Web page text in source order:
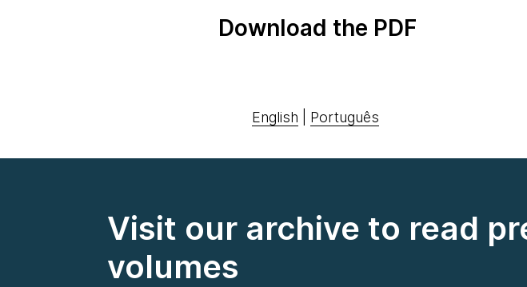
Download the PDF
English Português
Visit our archive to read
volumes